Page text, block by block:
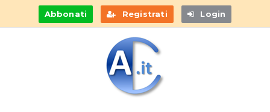
Abbonati Registrati Login